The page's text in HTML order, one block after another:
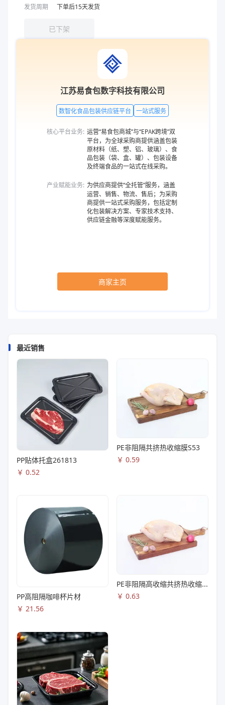
发货周期 下单后15天发货
已下架
江苏易食包数字科技有限公司
数智化食品包装供应链平台 一站式服务
核心平台业务: 运营“易食包商城”与“EPAK跨境”双
平台，为全球采购商提供涵盖包装
原材料（纸、塑、铝、玻璃）、食
品包装（袋、盒、罐）、包装设备
及终端食品的一站式在线采购。
产业赋能业务: 为供应商提供“全托管”服务，涵盖
运营、销售、物流、售后；为采购
商提供一站式采购服务，包括定制
化包装解决方案、专家技术支持、
供应链金融等深度赋能服务。
商家主页
最近销售
PP贴体托盒261813
￥ 0.52
PE非阻隔共挤热收缩膜S53
￥ 0.59
PP高阻隔咖啡杯片材
￥ 21.56
PE非阻隔高收缩共挤热收缩膜S83
￥ 0.63